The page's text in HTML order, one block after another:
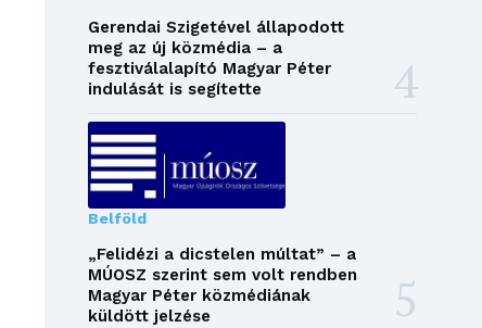
Gerendai Szigetével állapodott
meg az új közmédia – a
fesztiválalapító Magyar Péter
indulását is segítette
Belföld
„Felidézi a dicstelen múltat” – a
MÚOSZ szerint sem volt rendben
Magyar Péter közmédiának
küldött jelzése